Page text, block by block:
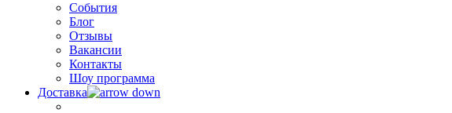
События
Блог
Отзывы
Вакансии
Контакты
Шоу программа
Доставка